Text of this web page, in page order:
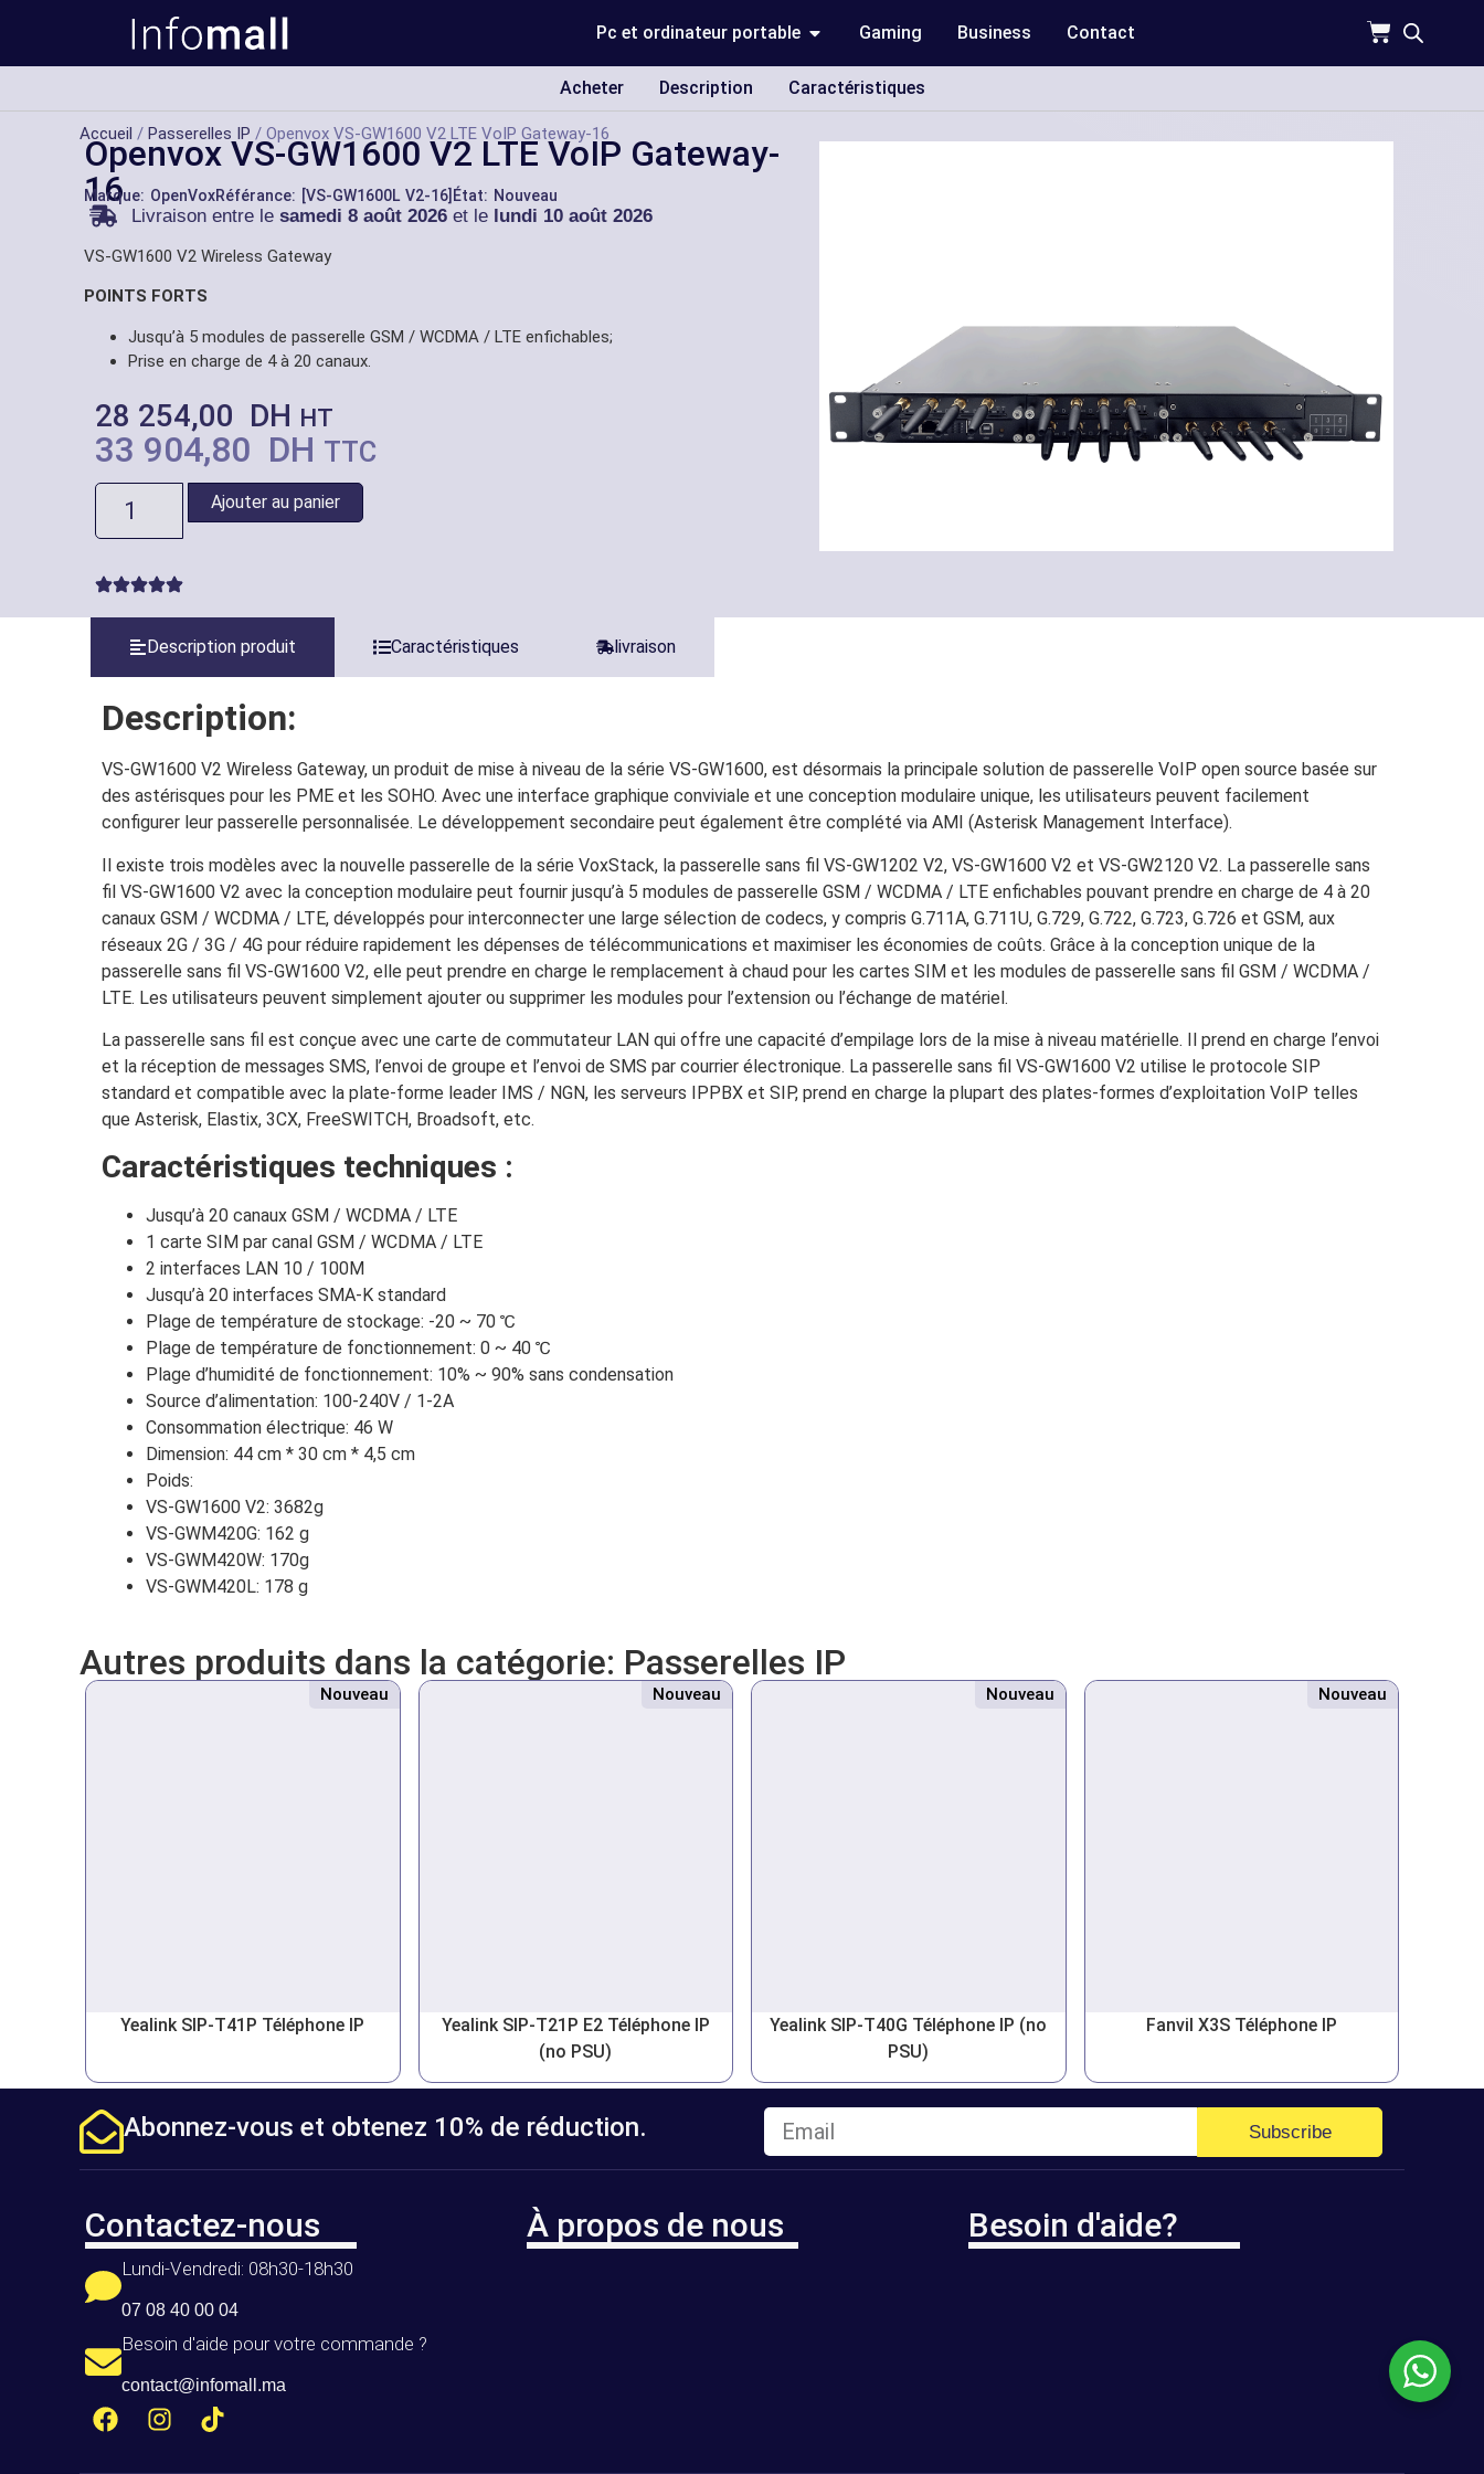
Pc et ordinateur portable Gaming Business Contact
Acheter Description Caractéristiques
Accueil / Passerelles IP / Openvox VS-GW1600 V2 LTE VoIP Gateway-16
Openvox VS-GW1600 V2 LTE VoIP Gateway-
16
Marque: OpenVoxRéférance: [VS-GW1600L V2-16] État: Nouveau
Livraison entre lesamedi 8 août 2026 et le lundi 10 août 2026
VS-GW1600 V2 Wireless Gateway
POINTS FORTS
Jusqu’à 5 modules de passerelle GSM / WCDMA / LTE enfichables;
Prise en charge de 4 à 20 canaux.
28 254,00 DH HT
33 904,80 DH TTC
Ajouter au panier
Description produit Caractéristiques livraison
Description:
VS-GW1600 V2 Wireless Gateway, un produit de mise à niveau de la série VS-GW1600, est désormais la principale solution de passerelle VoIP open source basée sur
des astérisques pour les PME et les SOHO. Avec une interface graphique conviviale et une conception modulaire unique, les utilisateurs peuvent facilement
configurer leur passerelle personnalisée. Le développement secondaire peut également être complété via AMI (Asterisk Management Interface).
Il existe trois modèles avec la nouvelle passerelle de la série VoxStack, la passerelle sans fil VS-GW1202 V2, VS-GW1600 V2 et VS-GW2120 V2. La passerelle sans
fil VS-GW1600 V2 avec la conception modulaire peut fournir jusqu’à 5 modules de passerelle GSM / WCDMA / LTE enfichables pouvant prendre en charge de 4 à 20
canaux GSM / WCDMA / LTE, développés pour interconnecter une large sélection de codecs, y compris G.711A, G.711U, G.729, G.722, G.723, G.726 et GSM, aux
réseaux 2G / 3G / 4G pour réduire rapidement les dépenses de télécommunications et maximiser les économies de coûts. Grâce à la conception unique de la
passerelle sans fil VS-GW1600 V2, elle peut prendre en charge le remplacement à chaud pour les cartes SIM et les modules de passerelle sans fil GSM / WCDMA /
LTE. Les utilisateurs peuvent simplement ajouter ou supprimer les modules pour l’extension ou l’échange de matériel.
La passerelle sans fil est conçue avec une carte de commutateur LAN qui offre une capacité d’empilage lors de la mise à niveau matérielle. Il prend en charge l’envoi
et la réception de messages SMS, l’envoi de groupe et l’envoi de SMS par courrier électronique. La passerelle sans fil VS-GW1600 V2 utilise le protocole SIP
standard et compatible avec la plate-forme leader IMS / NGN, les serveurs IPPBX et SIP, prend en charge la plupart des plates-formes d’exploitation VoIP telles
que Asterisk, Elastix, 3CX, FreeSWITCH, Broadsoft, etc.
Caractéristiques techniques :
Jusqu’à 20 canaux GSM / WCDMA / LTE
1 carte SIM par canal GSM / WCDMA / LTE
2 interfaces LAN 10 / 100M
Jusqu’à 20 interfaces SMA-K standard
Plage de température de stockage: -20 ~ 70 ℃
Plage de température de fonctionnement: 0 ~ 40 ℃
Plage d’humidité de fonctionnement: 10% ~ 90% sans condensation
Source d’alimentation: 100-240V / 1-2A
Consommation électrique: 46 W
Dimension: 44 cm * 30 cm * 4,5 cm
Poids:
VS-GW1600 V2: 3682g
VS-GWM420G: 162 g
VS-GWM420W: 170g
VS-GWM420L: 178 g
Autres produits dans la catégorie: Passerelles IP
Nouveau
Yealink SIP-T41P Téléphone IP
Nouveau
Yealink SIP-T21P E2 Téléphone IP
(no PSU)
Nouveau
Yealink SIP-T40G Téléphone IP (no
PSU)
Nouveau
Fanvil X3S Téléphone IP
Abonnez-vous et obtenez 10% de réduction. Subscribe
Contactez-nous
Lundi-Vendredi: 08h30-18h30
07 08 40 00 04
Besoin d'aide pour votre commande ?
contact@infomall.ma
À propos de nous Besoin d'aide?